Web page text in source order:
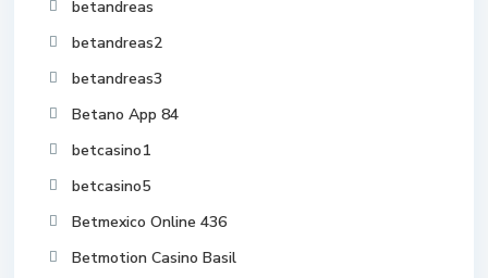
betandreas
betandreas2
betandreas3
Betano App 84
betcasino1
betcasino5
Betmexico Online 436
Betmotion Casino Basil